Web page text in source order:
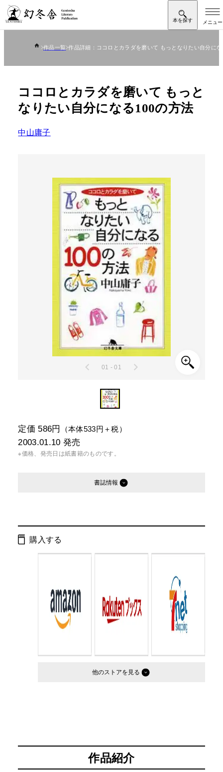
作品一覧 作品詳細：ココロとカラダを磨いて もっとなりたい自分に
ココロとカラダを磨いて もっと
なりたい自分になる100の方法
中山庸子
01 - 01
定価 586円 （本体533円＋税）
2003.01.10 発売
※価格、発売日は紙書籍のものです。
書誌情報
ISBN： 9784344403147
判型：
購入する
他のストア
作品紹介